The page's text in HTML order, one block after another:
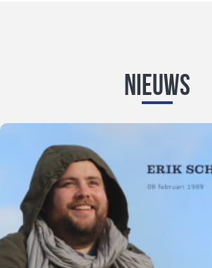
Nieuws